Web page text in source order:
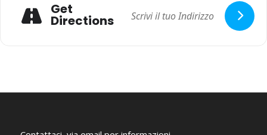
Get
Directions